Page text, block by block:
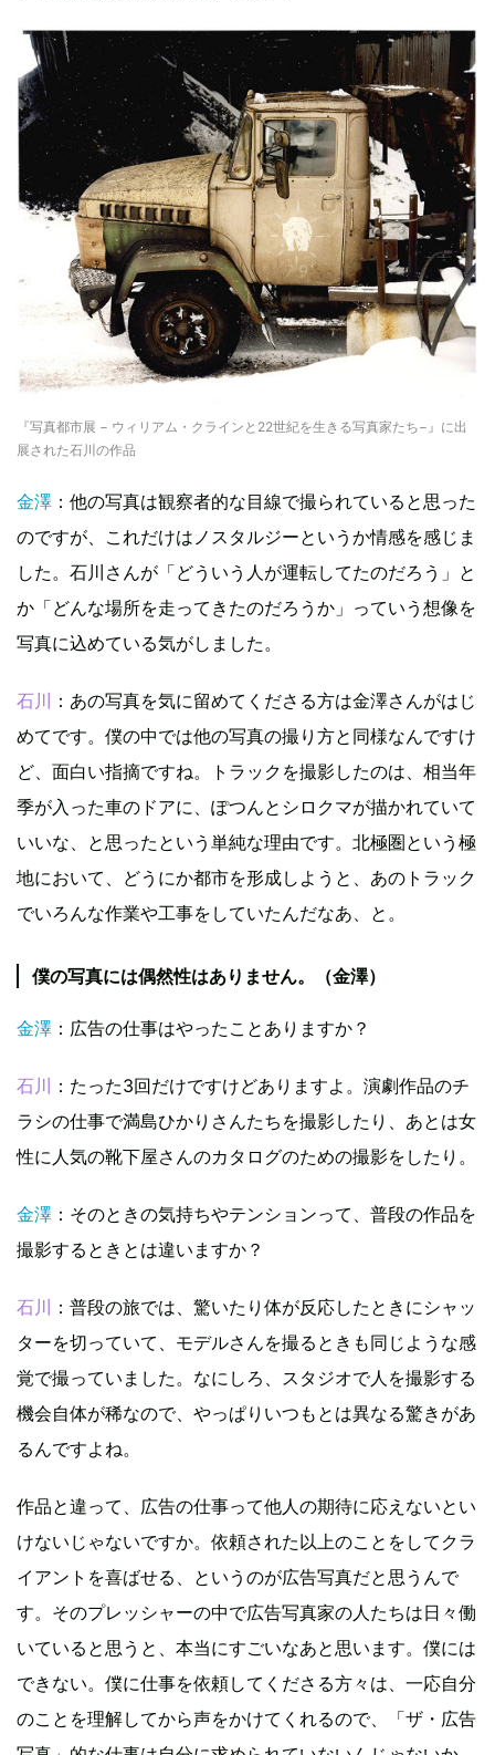
『写真都市展 − ウィリアム・クラインと22世紀を生きる写真家たち−』に出
展された石川の作品
金澤 ：他の写真は観察者的な目線で撮られていると思った
のですが、これだけはノスタルジーというか情感を感じま
した。石川さんが「どういう人が運転してたのだろう」と
か「どんな場所を走ってきたのだろうか」っていう想像を
写真に込めている気がしました。
石川 ：あの写真を気に留めてくださる方は金澤さんがはじ
めてです。僕の中では他の写真の撮り方と同様なんですけ
ど、面白い指摘ですね。トラックを撮影したのは、相当年
季が入った車のドアに、ぽつんとシロクマが描かれていて
いいな、と思ったという単純な理由です。北極圏という極
地において、どうにか都市を形成しようと、あのトラック
でいろんな作業や工事をしていたんだなあ、と。
僕の写真には偶然性はありません。（金澤）
金澤 ：広告の仕事はやったことありますか？
石川 ：たった3回だけですけどありますよ。演劇作品のチ
ラシの仕事で満島ひかりさんたちを撮影したり、あとは女
性に人気の靴下屋さんのカタログのための撮影をしたり。
金澤 ：そのときの気持ちやテンションって、普段の作品を
撮影するときとは違いますか？
石川 ：普段の旅では、驚いたり体が反応したときにシャッ
ターを切っていて、モデルさんを撮るときも同じような感
覚で撮っていました。なにしろ、スタジオで人を撮影する
機会自体が稀なので、やっぱりいつもとは異なる驚きがあ
るんですよね。
作品と違って、広告の仕事って他人の期待に応えないとい
けないじゃないですか。依頼された以上のことをしてクラ
イアントを喜ばせる、というのが広告写真だと思うんで
す。そのプレッシャーの中で広告写真家の人たちは日々働
いていると思うと、本当にすごいなあと思います。僕には
できない。僕に仕事を依頼してくださる方々は、一応自分
のことを理解してから声をかけてくれるので、「ザ・広告